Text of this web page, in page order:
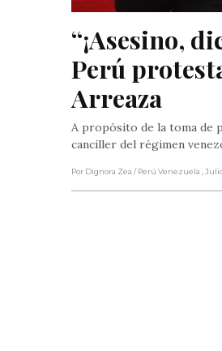
“¡Asesino,
Perú
Arreaza
A propósito de la toma de
canciller del régimen
Por Dignora Zea / Perú Venezuela ,